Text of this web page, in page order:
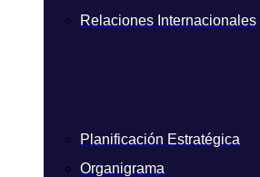
Relaciones Internacionales
Planificación Estratégica
Organigrama